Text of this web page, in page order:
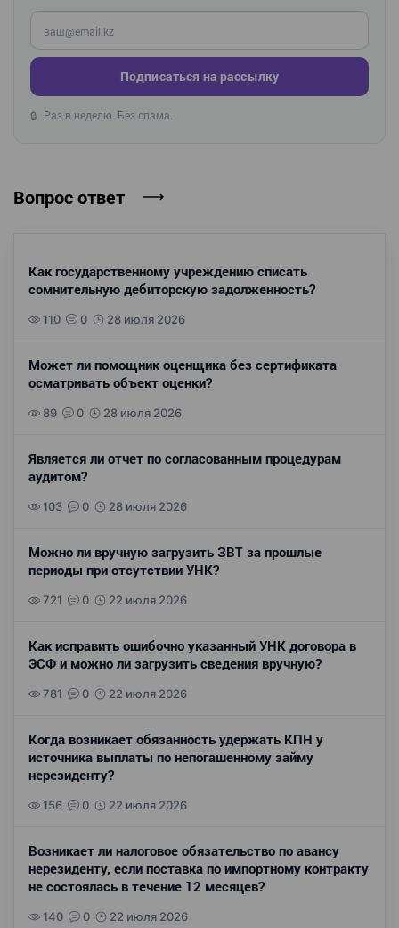
Введите ваш e-mail
Подписаться на рассылку
🔒 Раз в неделю. Без спама.
Вопрос ответ
Как государственному учреждению списать
сомнительную дебиторскую задолженность?
110 0 28 июля 2026
Может ли помощник оценщика без сертификата
осматривать объект оценки?
89 0 28 июля 2026
Является ли отчет по согласованным процедурам
аудитом?
103 0 28 июля 2026
Можно ли вручную загрузить ЗВТ за прошлые
периоды при отсутствии УНК?
721 0 22 июля 2026
Как исправить ошибочно указанный УНК договора в
ЭСФ и можно ли загрузить сведения вручную?
781 0 22 июля 2026
Когда возникает обязанность удержать КПН у
источника выплаты по непогашенному займу
нерезиденту?
156 0 22 июля 2026
Возникает ли налоговое обязательство по авансу
нерезиденту, если поставка по импортному контракту
не состоялась в течение 12 месяцев?
140 0 22 июля 2026